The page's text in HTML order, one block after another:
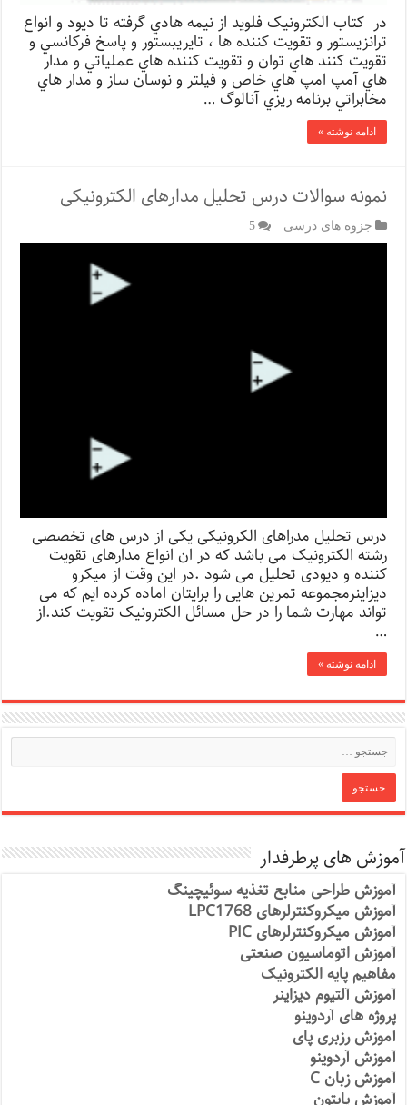
در كتاب الکترونیک فلوید از نيمه هادي گرفته تا ديود و انواع
ترانزيستور و تقويت كننده ها ، تايريبستور و پاسخ فركانسي و
تقويت كنند هاي توان و تقويت كننده هاي عملياتي و مدار
هاي آمپ امپ هاي خاص و فيلتر و نوسان ساز و مدار هاي
مخابراتي برنامه ريزي آنالوگ …
ادامه نوشته »
نمونه سوالات درس تحلیل مدارهای الکترونیکی
جزوه های درسی 5
درس تحلیل مدراهای الکرونیکی یکی از درس های تخصصی
رشته الکترونیک می باشد که در ان انواع مدارهای تقویت
کننده و دیودی تحلیل می شود .در این وقت از میکرو
دیزاینرمجموعه تمرین هایی را برایتان اماده کرده ایم که می
تواند مهارت شما را در حل مسائل الکترونیک تقویت کند.از
…
ادامه نوشته »
آموزش های پرطرفدار
آموزش طراحی منابع تغذیه سوئیچینگ
آموزش میکروکنترلرهای LPC1768
آموزش میکروکنترلرهای PIC
آموزش اتوماسیون صنعتی
مفاهیم پایه الکترونیک
آموزش آلتیوم دیزاینر
پروژه های آردوینو
آموزش رزبری پای
آموزش آردوینو
آموزش زبان C